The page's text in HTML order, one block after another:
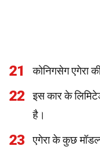
21 कोनिगसेग एगेरा
22
इस कार के
है।
23 एगेरा के कुछ